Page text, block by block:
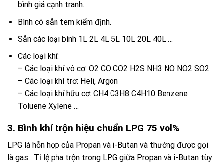
bình giá cạnh tranh.
Bình có sẵn tem kiểm định.
Sẵn các loại bình 1L 2L 4L 5L 10L 20L 40L …
Các loại khí:
– Các loại khí vô cơ: O2 CO CO2 H2S NH3 NO NO2 SO2
– Các loại khí trơ: Heli, Argon
– Các loại khí hữu cơ: CH4 C3H8 C4H10 Benzene
Toluene Xylene …
3. Bình khí trộn hiệu chuẩn LPG 75 vol%
LPG là hỗn hợp của Propan và i-Butan và thường được gọi
là gas . Tỉ lệ pha trộn trong LPG giữa Propan và i-Butan tùy